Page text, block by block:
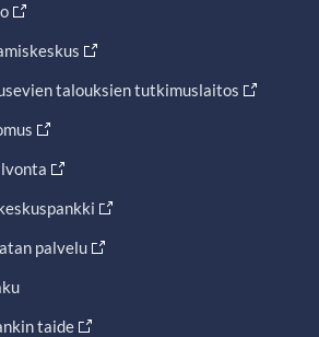
talouksien tutkimuslaitos
palvelu
taide